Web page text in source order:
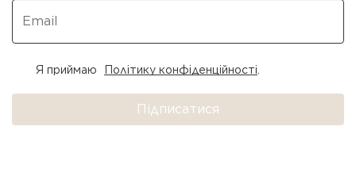
Підписатися
Я приймаю Політику конфіденційності